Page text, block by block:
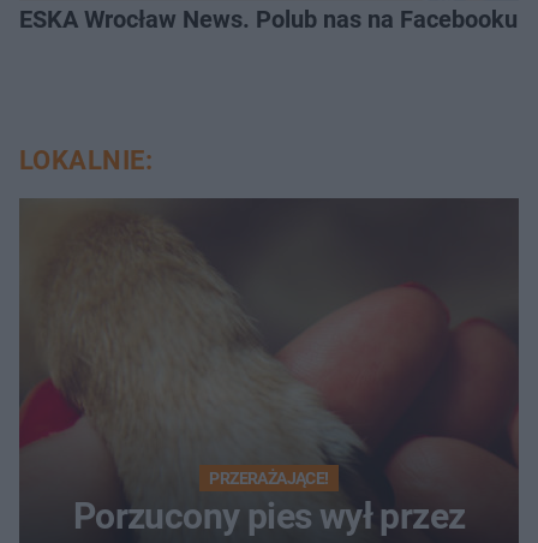
ESKA Wrocław News. Polub nas na Facebooku!
LOKALNIE:
PRZERAŻAJĄCE!
Porzucony pies wył przez